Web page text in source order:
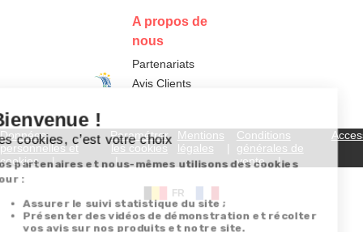
A propos de
nous
Partenariats
Avis Clients
Données
personnelles et
cookies
Paramétrer
les cookies
Mentions
légales
Conditions
générales de
vente
FR